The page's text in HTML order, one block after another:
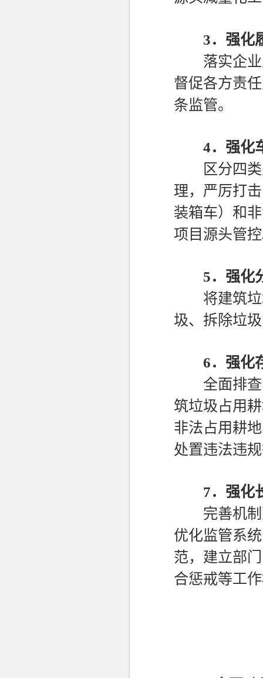
3． 强化
落实企业
督促各方责
条监管。
4． 强化
区分四类
理，严厉打
装箱车）和
项目源头管
5． 强化
将建筑垃
圾、拆除垃
6． 强化
全面排查
筑垃圾占用
非法占用耕
处置违法违
7． 强化
完善机制
优化监管系
范，建立部
合惩戒等工